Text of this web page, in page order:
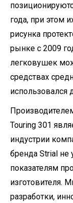
года, при этом
рисунка
рынке с 2009
легковушек
средствах
использовался
Touring 301
индустрии
бренда Strial не
показателям
изготовителя.
разработки,